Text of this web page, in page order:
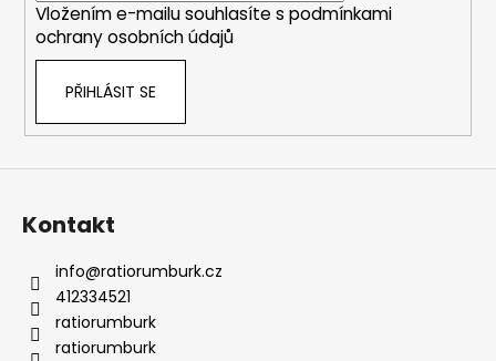
e
n
a
í
?
Vložením e-mailu souhlasíte s podmínkami
ochrany osobních údajů
PŘIHLÁSIT SE
Kontakt
info@ratiorumburk.cz
412334521
ratiorumburk
ratiorumburk